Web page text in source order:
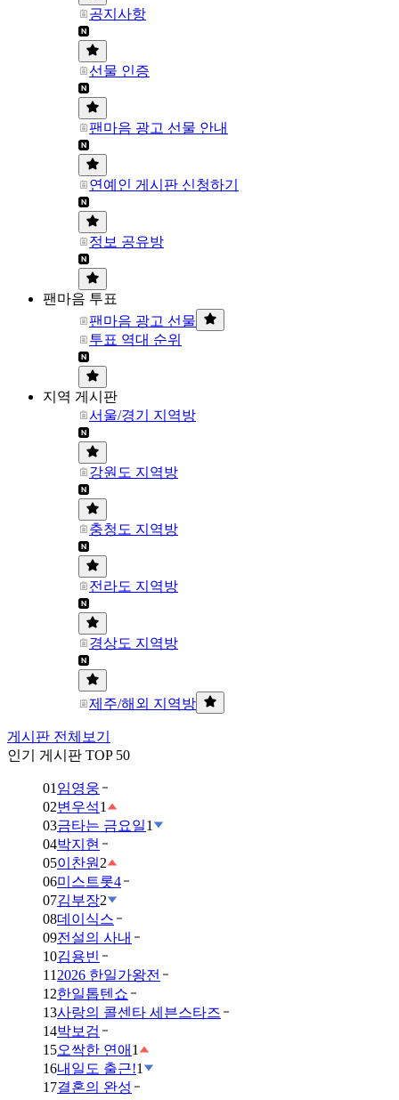
공지사항
선물 인증
팬마음 광고 선물 안내
연예인 게시판 신청하기
정보 공유방
팬마음 투표
팬마음 광고 선물
투표 역대 순위
지역 게시판
서울/경기 지역방
강원도 지역방
충청도 지역방
전라도 지역방
경상도 지역방
제주/해외 지역방
게시판 전체보기
인기 게시판 TOP 50
01 임영웅
02변우석1
03금타는 금요일1
04박지현
05이찬원 2
06미스트롯4
07김부장2
08데이식스
09전설의 사내
10김용빈
11 2026 한일가왕전
12한일톱텐쇼
13사랑의 콜센타 세븐스타즈
14박보검
15오싹한 연애 1
16내일도 출근!1
17결혼의 완성